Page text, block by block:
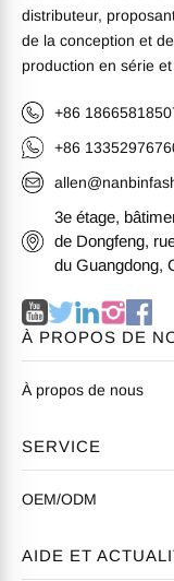
distributeur,
de la conception et
production en série
+86
+86
3e étage,
de Dongfeng,
du Guangdong,
À PROPOS DE
À propos de nous
SERVICE
OEM/ODM
AIDE ET